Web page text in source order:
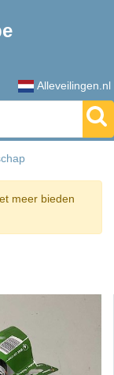
Alleveilingen.nl
meer bieden